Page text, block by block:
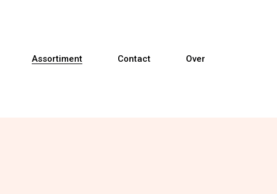
Assortiment Contact Over